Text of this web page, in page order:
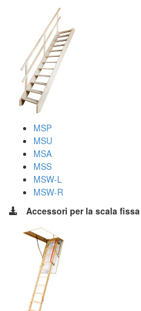
MSP
MSU
MSA
MSS
MSW-L
MSW-R
Accessori per la scala fissa